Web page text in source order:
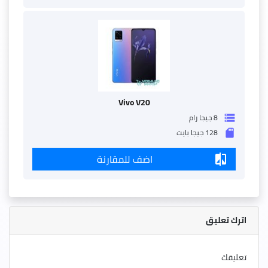
Vivo V20
storage 8 جيجا رام
sd_storage 128 جيجا بايت
compare اضف للمقارنة
اترك تعليق
تعليقك